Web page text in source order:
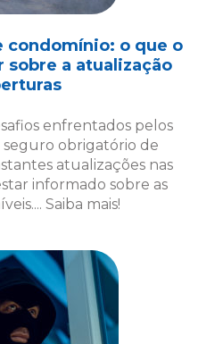
seguro obrigatório de
informado sobre as
Saiba mais!